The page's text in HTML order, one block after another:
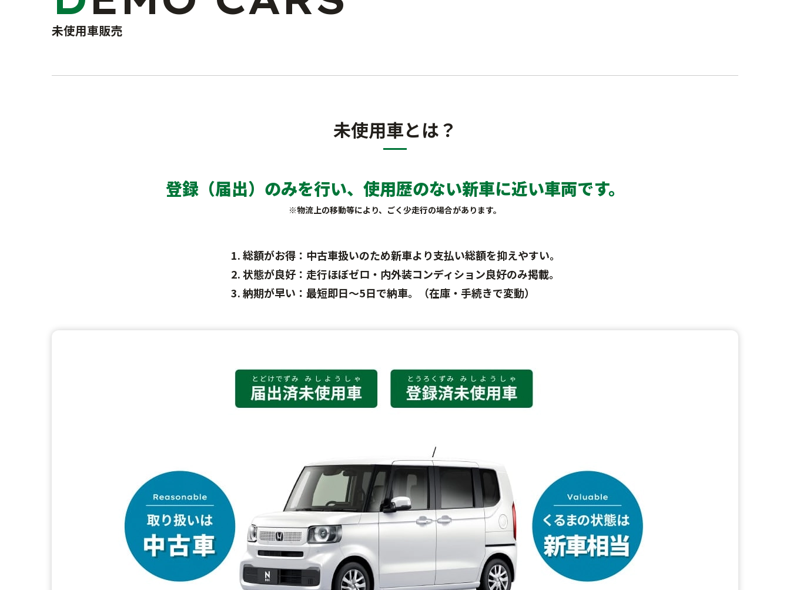
未使用車販売
未使用車とは？
登録（届出）のみを行い、 使用歴のない新車に近い車両です。
※物流上の移動等により、ごく少走行の場合があります。
総額がお得：中古車扱いのため新車より支払い総額を抑えやすい。
状態が良好：走行ほぼゼロ・内外装コンディション良好のみ掲載。
納期が早い：最短即日～5日で納車。（在庫・手続きで変動）